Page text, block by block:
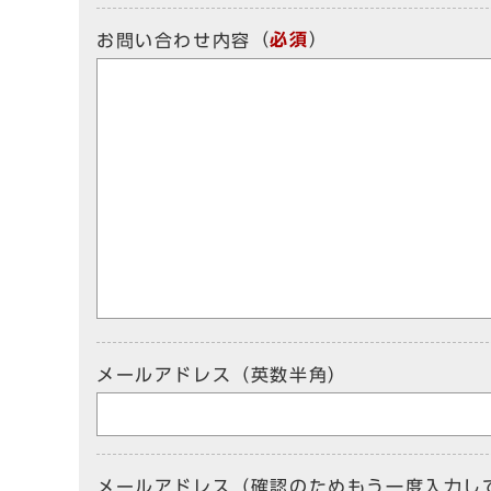
お問い合わせ内容 （必須）
メールアドレス（英数半角）
メールアドレス（確認のためもう一度入力し